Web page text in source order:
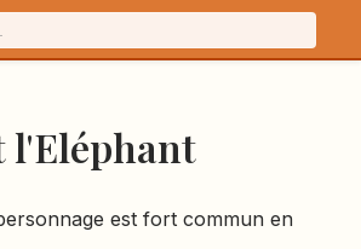
l'Eléphant
est fort commun en